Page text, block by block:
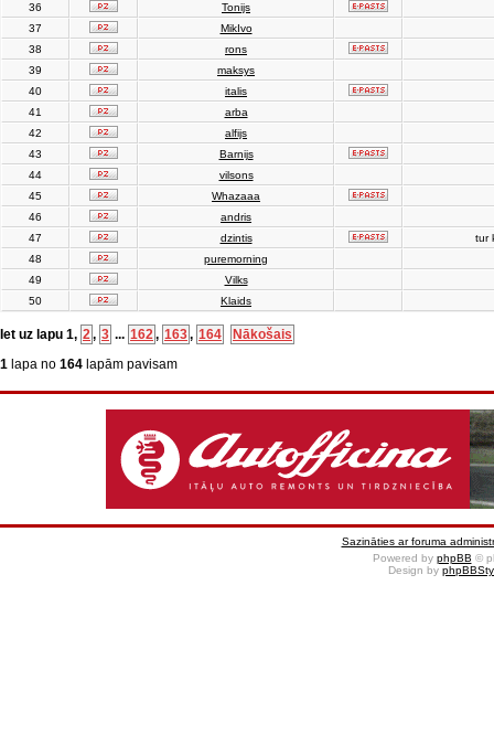
36
Tonijs
37
MikIvo
38
rons
39
maksys
40
italis
41
arba
42
alfijs
43
Barnijs
44
vilsons
45
Whazaaa
46
andris
47
dzintis
tur
48
puremorning
49
Vilks
50
Klaids
Iet uz lapu 1, 2, 3 ... 162, 163, 164
Nākošais
1 lapa no 164 lapām pavisam
Sazināties ar foruma
Powered by phpBB ©
Design by